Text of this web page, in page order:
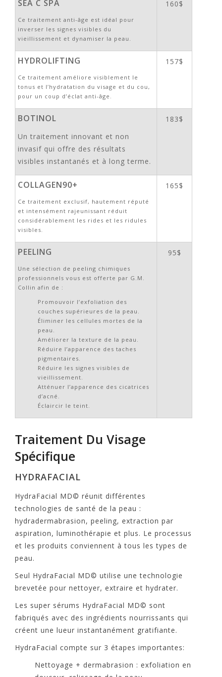
SEA C SPA
Ce traitement anti-âge est idéal pour
inverser les signes visibles du
vieillissement et dynamiser la peau.
160$
HYDROLIFTING
Ce traitement améliore visiblement le
tonus et l’hydratation du visage et du cou,
pour un coup d’éclat anti-âge.
157$
BOTINOL
Un traitement innovant et non
invasif qui offre des résultats
visibles instantanés et à long terme.
183$
COLLAGEN90+
Ce traitement exclusif, hautement réputé
et intensément rajeunissant réduit
considérablement les rides et les ridules
visibles.
165$
PEELING
Une sélection de peeling chimiques
professionnels vous est offerte par G.M.
Collin afin de :
Promouvoir l’exfoliation des
couches supérieures de la peau.
Éliminer les cellules mortes de la
peau.
Améliorer la texture de la peau.
Réduire l’apparence des taches
pigmentaires.
Réduire les signes visibles de
vieillissement.
Atténuer l’apparence des cicatrices
d’acné.
Éclaircir le teint.
95$
Traitement Du Visage
Spécifique
HYDRAFACIAL
HydraFacial MD© réunit différentes
technologies de santé de la peau :
hydradermabrasion, peeling, extraction par
aspiration, luminothérapie et plus. Le processus
et les produits conviennent à tous les types de
peau.
Seul HydraFacial MD© utilise une technologie
brevetée pour nettoyer, extraire et hydrater.
Les super sérums HydraFacial MD© sont
fabriqués avec des ingrédients nourrissants qui
créent une lueur instantanément gratifiante.
HydraFacial compte sur 3 étapes importantes:
Nettoyage + dermabrasion : exfoliation en